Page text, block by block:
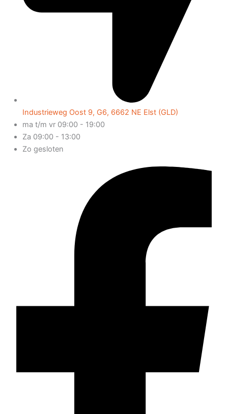
Industrieweg Oost 9, G6, 6662 NE Elst (GLD)
ma t/m vr 09:00 - 19:00
Za 09:00 - 13:00
Zo gesloten